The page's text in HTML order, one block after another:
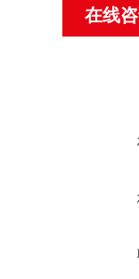
在线